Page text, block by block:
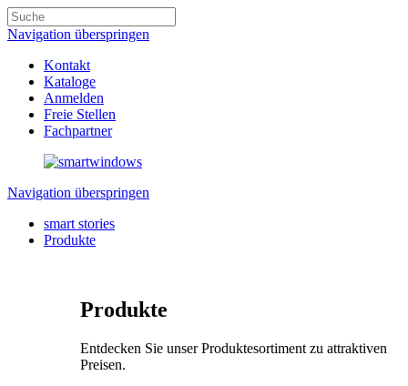
Navigation überspringen
Kontakt
Kataloge
Anmelden
Freie Stellen
Fachpartner
Navigation überspringen
smart stories
Produkte
Produkte
Entdecken Sie unser Produktesortiment zu attraktiven
Preisen.